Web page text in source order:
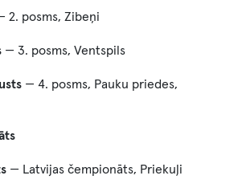
2. posms, Zibeņi
— 3. posms, Ventspils
— 4. posms, Pauku priedes,
— Latvijas čempionāts, Priekuļi